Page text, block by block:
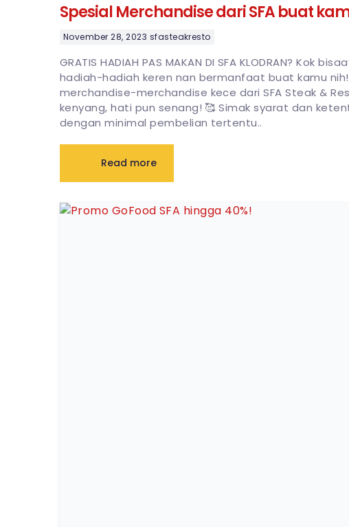
Spesial Merchandise dari SFA buat
November 28, 2023 sfasteakresto
GRATIS HADIAH PAS MAKAN DI SFA KLODRAN? Kok
hadiah-hadiah keren nan bermanfaat buat kamu
merchandise-merchandise kece dari SFA Steak &
kenyang, hati pun senang! 🥰 Simak syarat dan
dengan minimal pembelian tertentu..
Read more